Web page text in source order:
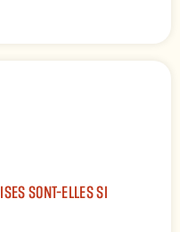
SONT-ELLES SI